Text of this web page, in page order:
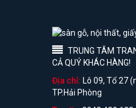
TRUNG TÂM
CẢ QUÝ KHÁC HÀNG!
Địa chỉ: Lô 09, Tổ 27
TP.Hải Phòng